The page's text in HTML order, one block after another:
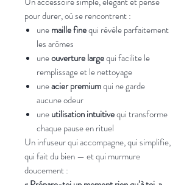
pour durer, où se rencontrent :
unemaille finequi révèle parfaitement
les arômes
uneouverture largequi facilite le
remplissage et le nettoyage
uneacier premiumqui ne garde
aucune odeur
uneutilisation intuitivequi transforme
chaque pause en rituel
Un infuseur qui accompagne, qui simplifie,
qui fait du bien — et qui murmure
doucement :